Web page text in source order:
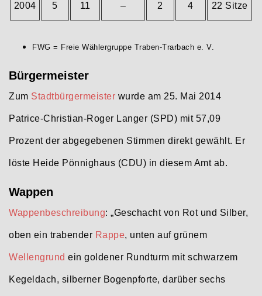
2004 5 11 – 2 4 22 Sitze
FWG = Freie Wählergruppe Traben-Trarbach e. V.
Bürgermeister
Zum Stadtbürgermeister wurde am 25. Mai 2014
Patrice-Christian-Roger Langer (SPD) mit 57,09
Prozent der abgegebenen Stimmen direkt gewählt. Er
löste Heide Pönnighaus (CDU) in diesem Amt ab.
Wappen
Wappenbeschreibung: „Geschacht von Rot und Silber,
oben ein trabender Rappe, unten auf grünem
Wellengrund ein goldener Rundturm mit schwarzem
Kegeldach, silberner Bogenpforte, darüber sechs